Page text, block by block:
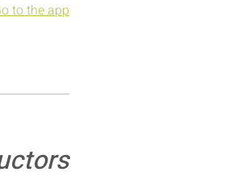
to the app